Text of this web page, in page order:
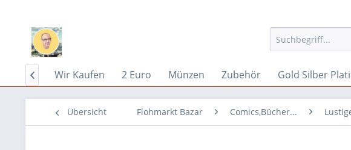
Home Wir Kaufen 2 Euro Münzen Zubehör Gold Silber

Übersicht Flohmarkt Bazar Comics,Bücher...